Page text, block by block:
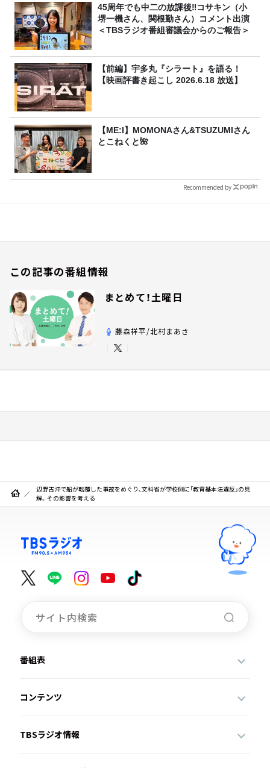
45周年でも中二の放課後‼コサキン（小
堺一機さん、関根勤さん）コメント出演
＜TBSラジオ番組審議会からのご報告＞
【前編】宇多丸『シラート』を語る！
【映画評書き起こし 2026.6.18 放送】
【ME:I】MOMONAさん&TSUZUMIさん
とこねくと🌺
Recommended by
この記事の番組情報
まとめて！土曜日
藤森祥平/北村まあさ
辺野古沖で船が転覆した事故をめぐり、文科省が学校側に「教育基本法違反」の見
解。その影響を考える
番組表
コンテンツ
TBSラジオ情報